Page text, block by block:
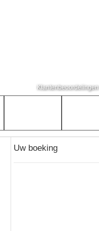
Klantenbeoordelingen
Uw boeking